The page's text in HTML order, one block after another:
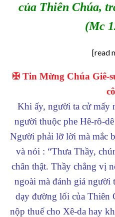
của Thiên Chúa,
(Mc
[read
✠ Tin Mừng Chúa Giê-
Khi ấy, người ta cử mấy
người thuộc phe Hê-rô-
Người phải lỡ lời mà mắc
và nói : “Thưa Thầy,
chân thật. Thầy chẳng vị
ngoài mà đánh giá người
dạy đường lối của Thiên
nộp thuế cho Xê-da hay